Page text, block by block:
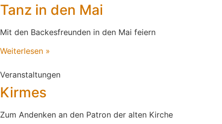
Tanz in den Mai
Mit den Backesfreunden in den Mai feiern
Weiterlesen »
Veranstaltungen
Kirmes
Zum Andenken an den Patron der alten Kirche